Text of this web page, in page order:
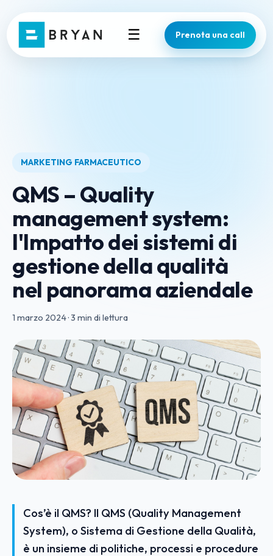
☰ Prenota una call
MARKETING FARMACEUTICO
QMS – Quality
management system:
l'Impatto dei sistemi di
gestione della qualità
nel panorama aziendale
1 marzo 2024·3 min di lettura
Cos’è il QMS? Il QMS (Quality Management
System), o Sistema di Gestione della Qualità,
è un insieme di politiche, processi e procedure